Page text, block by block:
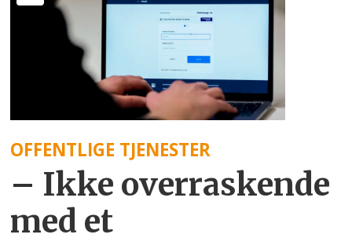
OFFENTLIGE TJENESTER
– Ikke overraskende
med et